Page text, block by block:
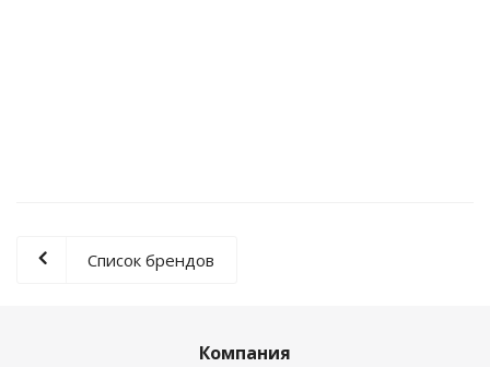
Список брендов
Компания